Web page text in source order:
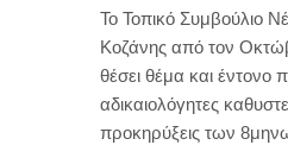
Το Τοπικό Συμβούλιο
Κοζάνης από τον
θέσει θέμα και έντονο
αδικαιολόγητες
προκηρύξεις των